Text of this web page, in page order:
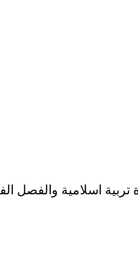
اسلامية والفصل